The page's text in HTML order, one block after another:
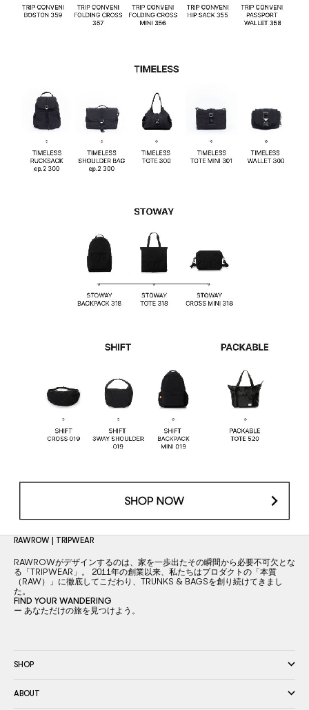
RAWROW | TRIPWEAR
RAWROWがデザインするのは、家を一歩出たその瞬間から必要不可欠とな
る「TRIPWEAR」。 2011年の創業以来、私たちはプロダクトの「本質
（RAW）」に徹底してこだわり、TRUNKS & BAGSを創り続けてきまし
た。
FIND YOUR WANDERING
ー あなただけの旅を見つけよう。
SHOP
ABOUT